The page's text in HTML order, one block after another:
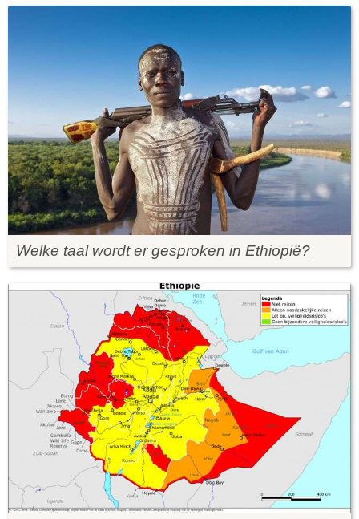
Welke taal wordt er gesproken in Ethiopië?